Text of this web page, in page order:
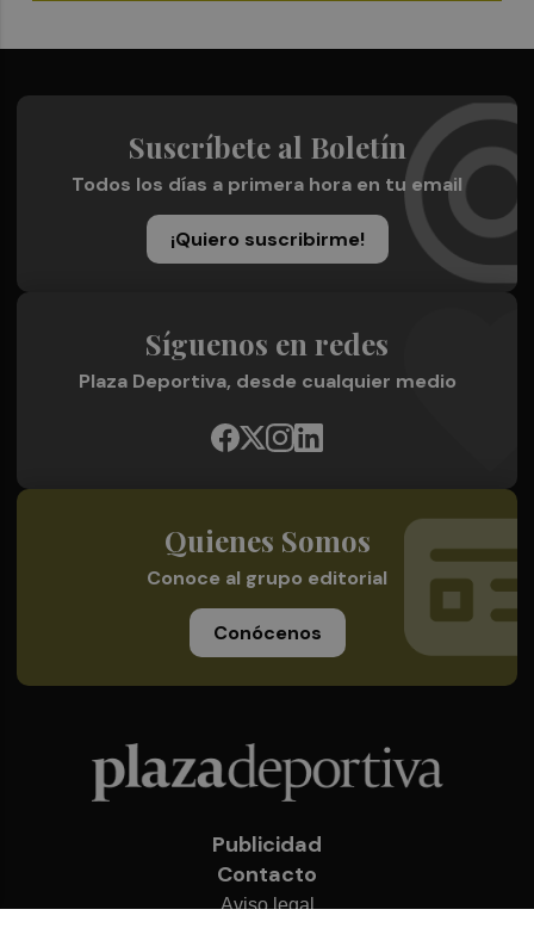
Suscríbete al Boletín
Todos los días a primera hora en tu email
¡Quiero suscribirme!
Síguenos en redes
Plaza Deportiva, desde cualquier medio
Quienes Somos
Conoce al grupo editorial
Conócenos
Publicidad
Contacto
Aviso legal